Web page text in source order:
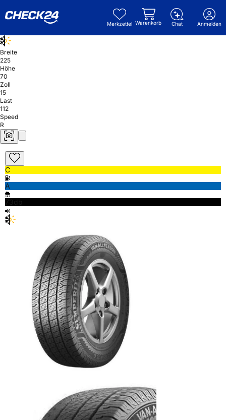
Merkzettel Warenkorb Chat Anmelden
Breite
225
Höhe
70
Zoll
15
Last
112
Speed
R
C
A
73db